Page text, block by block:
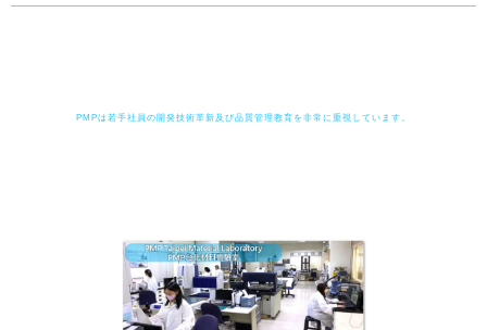
PMPは若手社員の開発技術革新及び品質管理教育を非常に重視しています。